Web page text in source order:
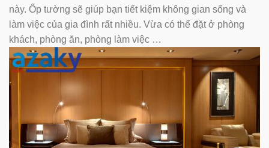
này. Ốp tường sẽ giúp bạn tiết kiệm không gian sống và
làm việc của gia đình rất nhiều. Vừa có thể đặt ở phòng
khách, phòng ăn, phòng làm việc …